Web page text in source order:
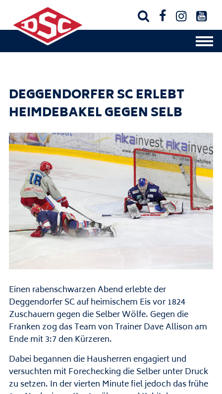
   
DEGGENDORFER SC ERLEBT
HEIMDEBAKEL GEGEN SELB
Einen rabenschwarzen Abend erlebte der
Deggendorfer SC auf heimischem Eis vor 1824
Zuschauern gegen die Selber Wölfe. Gegen die
Franken zog das Team von Trainer Dave Allison am
Ende mit 3:7 den Kürzeren.
Dabei begannen die Hausherren engagiert und
versuchten mit Forechecking die Selber unter Druck
zu setzen. In der vierten Minute fiel jedoch das frühe